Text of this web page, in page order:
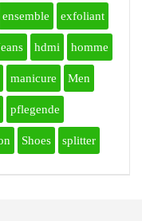
ensemble exfoliant
hdmi homme
manicure Men
pflegende
Shoes splitter